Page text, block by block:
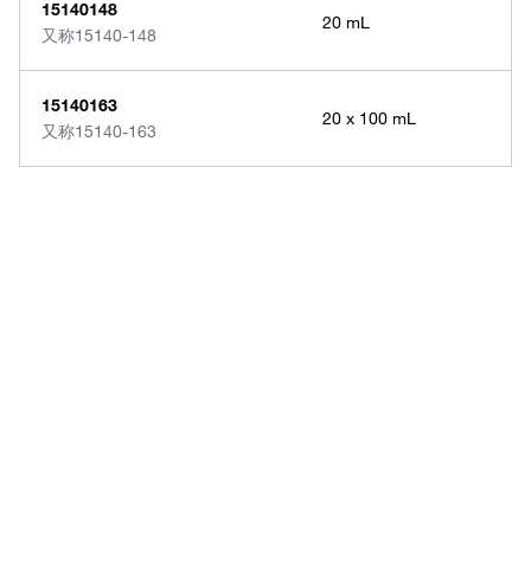
15140148
又称15140-148
20 mL
15140163
又称15140-163
20 x 100 mL